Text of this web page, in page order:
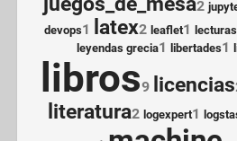
2
devops1 latex2 leaflet1 lecturas
leyendas grecia1 libertades1
libros9 licencias
literatura2 logexpert1